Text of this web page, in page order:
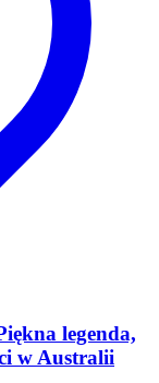
legenda,
w Australii